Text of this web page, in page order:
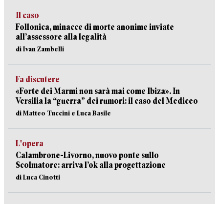
Il caso
Follonica, minacce di morte anonime inviate
all’assessore alla legalità
di Ivan Zambelli
Fa discutere
«Forte dei Marmi non sarà mai come Ibiza». In
Versilia la “guerra” dei rumori: il caso del Mediceo
di Matteo Tuccini e Luca Basile
L'opera
Calambrone-Livorno, nuovo ponte sullo
Scolmatore: arriva l’ok alla progettazione
di Luca Cinotti